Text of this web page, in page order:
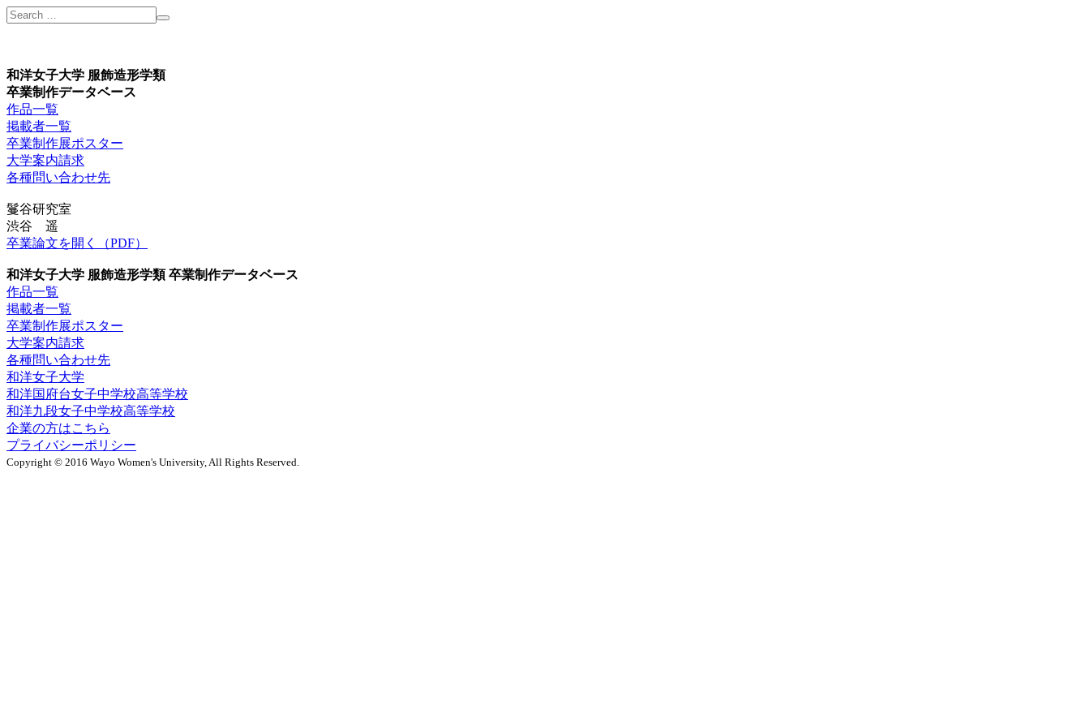
和洋女子大学 服飾造形学類
卒業制作データベース
作品一覧
掲載者一覧
卒業制作展ポスター
大学案内請求
各種問い合わせ先
鬘谷研究室
渋谷 遥
卒業論文を開く（PDF）
和洋女子大学 服飾造形学類 卒業制作データベース
作品一覧
掲載者一覧
卒業制作展ポスター
大学案内請求
各種問い合わせ先
和洋女子大学
和洋国府台女子中学校高等学校
和洋九段女子中学校高等学校
企業の方はこちら
プライバシーポリシー
Copyright © 2016 Wayo Women's University, All Rights Reserved.